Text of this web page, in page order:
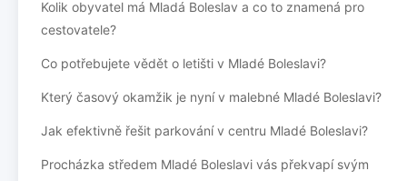
Kolik obyvatel má Mladá Boleslav a co to znamená pro
cestovatele?
Co potřebujete vědět o letišti v Mladé Boleslavi?
Který časový okamžik je nyní v malebné Mladé Boleslavi?
Jak efektivně řešit parkování v centru Mladé Boleslavi?
Procházka středem Mladé Boleslavi vás překvapí svým